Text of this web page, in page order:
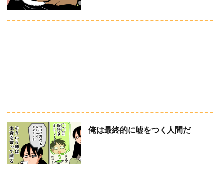
俺は最終的に嘘をつく人間だ